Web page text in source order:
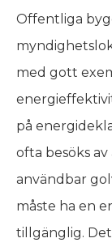
Offentliga
med gott
på
ofta besöks
användbar
måste ha en
tillgänglig.